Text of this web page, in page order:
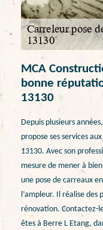
MCA
bonne
13130
Depuis plusieurs
propose ses services
13130. Avec son
mesure de mener à
une pose de carreaux
l’ampleur. Il réalise
rénovation. Contactez-
êtes à Berre L Etang,